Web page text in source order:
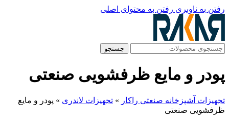
رفتن به ناوبری رفتن به محتوای اصلی
جستجو
پودر و مایع ظرفشویی صنعتی
تجهیزات آشپزخانه صنعتی راکار » تجهیزات لاندری » پودر و مایع
ظرفشویی صنعتی